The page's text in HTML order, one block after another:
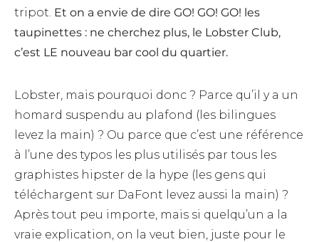
tripot. Et on a envie de dire GO! GO! GO! les
taupinettes : ne cherchez plus, le Lobster Club,
c’est LE nouveau bar cool du quartier.
Lobster, mais pourquoi donc ? Parce qu’il y a un
homard suspendu au plafond (les bilingues
levez la main) ? Ou parce que c’est une référence
à l’une des typos les plus utilisés par tous les
graphistes hipster de la hype (les gens qui
téléchargent sur DaFont levez aussi la main) ?
Après tout peu importe, mais si quelqu’un a la
vraie explication, on la veut bien, juste pour le